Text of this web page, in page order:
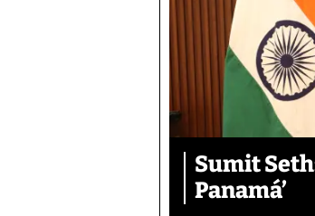
Sumit
Panamá’